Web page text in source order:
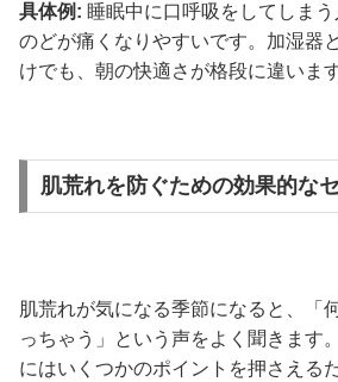
具体例: 睡眠中に口呼吸をしてしま
のどが痛くなりやすいです。加湿器
けでも、朝の快適さが格段に違います
肌荒れを防ぐための効果的な
肌荒れが気になる季節になると、「
っちゃう」という声をよく聞きます
にはいくつかのポイントを押さえる